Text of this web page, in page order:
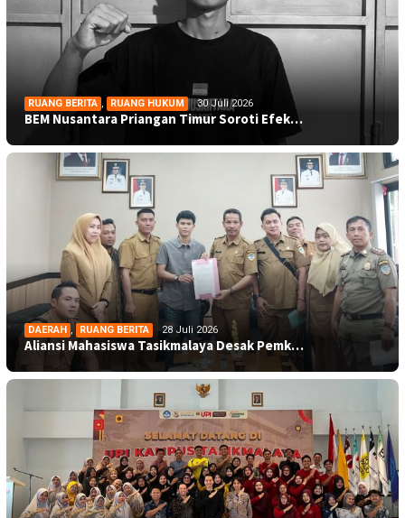
RUANG BERITA , RUANG HUKUM 30 Juli 2026
BEM Nusantara Priangan Timur Soroti Efek…
DAERAH , RUANG BERITA 28 Juli 2026
Aliansi Mahasiswa Tasikmalaya Desak Pemk…